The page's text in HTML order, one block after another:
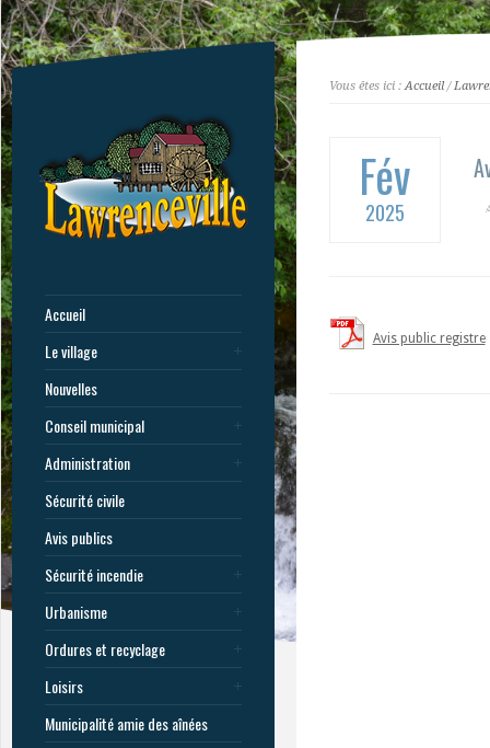
Accueil
Le village
Nouvelles
Conseil municipal
Administration
Sécurité civile
Avis publics
Sécurité incendie
Urbanisme
Ordures et recyclage
Loisirs
Municipalité amie des aînées
Vous êtes ici :Accueil/
Fév
2025
Avis public registre